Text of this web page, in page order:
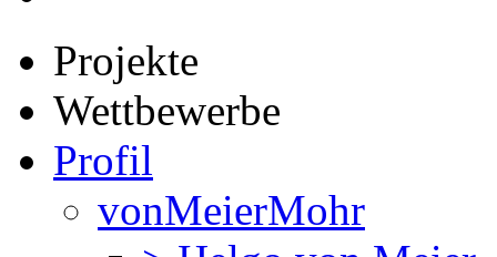
Projekte
Wettbewerbe
Profil
vonMeierMohr